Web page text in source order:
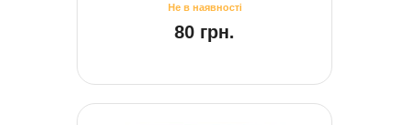
80 грн.